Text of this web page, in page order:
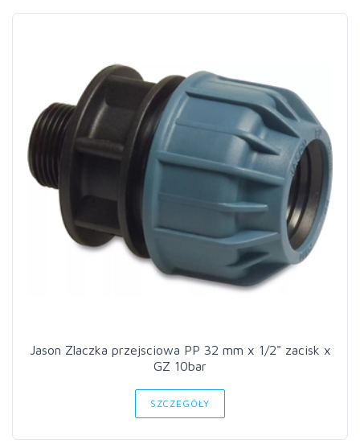
Jason Zlaczka przejsciowa PP 32 mm x 1/2" zacisk x
GZ 10bar
SZCZEGÓŁY